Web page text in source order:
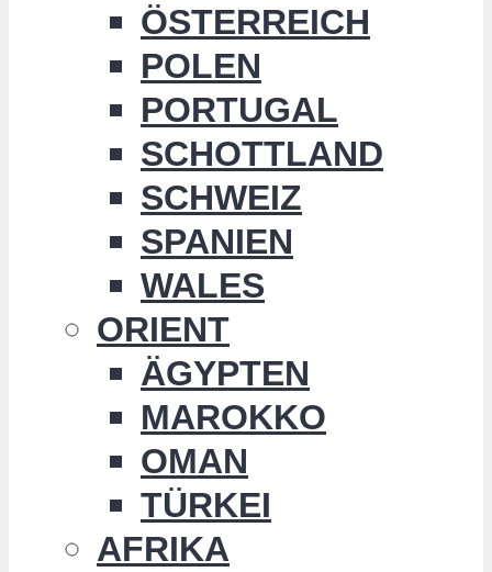
ÖSTERREICH
POLEN
PORTUGAL
SCHOTTLAND
SCHWEIZ
SPANIEN
WALES
ORIENT
ÄGYPTEN
MAROKKO
OMAN
TÜRKEI
AFRIKA